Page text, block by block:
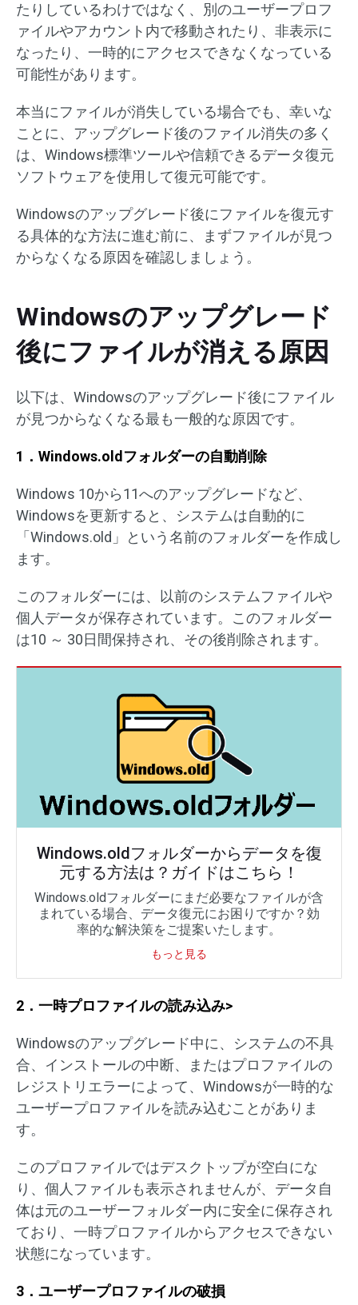
たりしているわけではなく、別のユーザープロフ
ァイルやアカウント内で移動されたり、非表示に
なったり、一時的にアクセスできなくなっている
可能性があります。
本当にファイルが消失している場合でも、幸いな
ことに、アップグレード後のファイル消失の多く
は、Windows標準ツールや信頼できるデータ復元
ソフトウェアを使用して復元可能です。
Windowsのアップグレード後にファイルを復元す
る具体的な方法に進む前に、まずファイルが見つ
からなくなる原因を確認しましょう。
Windowsのアップグレード
後にファイルが消える原因
以下は、Windowsのアップグレード後にファイル
が見つからなくなる最も一般的な原因です。
1．Windows.oldフォルダーの自動削除
Windows 10から11へのアップグレードなど、
Windowsを更新すると、システムは自動的に
「Windows.old」という名前のフォルダーを作成し
ます。
このフォルダーには、以前のシステムファイルや
個人データが保存されています。このフォルダー
は10 ～ 30日間保持され、その後削除されます。
Windows.oldフォルダーからデータを復
元する方法は？ガイドはこちら！
Windows.oldフォルダーにまだ必要なファイルが含
まれている場合、データ復元にお困りですか？効
率的な解決策をご提案いたします。
もっと見る
2．一時プロファイルの読み込み>
Windowsのアップグレード中に、システムの不具
合、インストールの中断、またはプロファイルの
レジストリエラーによって、Windowsが一時的な
ユーザープロファイルを読み込むことがありま
す。
このプロファイルではデスクトップが空白にな
り、個人ファイルも表示されませんが、データ自
体は元のユーザーフォルダー内に安全に保存され
ており、一時プロファイルからアクセスできない
状態になっています。
3．ユーザープロファイルの破損